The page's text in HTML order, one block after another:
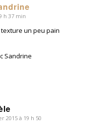
h 37 min
un peu pain
Sandrine
2015 à 19 h 50